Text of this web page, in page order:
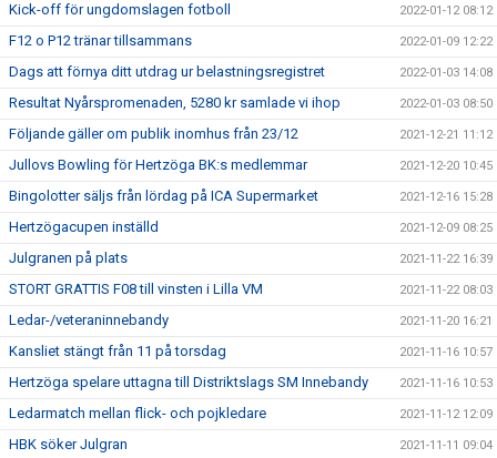
Kick-off för ungdomslagen fotboll 2022-01-12 08:12
F12 o P12 tränar tillsammans 2022-01-09 12:22
Dags att förnya ditt utdrag ur belastningsregistret 2022-01-03 14:08
Resultat Nyårspromenaden, 5280 kr samlade vi ihop 2022-01-03 08:50
Följande gäller om publik inomhus från 23/12 2021-12-21 11:12
Jullovs Bowling för Hertzöga BK:s medlemmar 2021-12-20 10:45
Bingolotter säljs från lördag på ICA Supermarket 2021-12-16 15:28
Hertzögacupen inställd 2021-12-09 08:25
Julgranen på plats 2021-11-22 16:39
STORT GRATTIS F08 till vinsten i Lilla VM 2021-11-22 08:03
Ledar-/veteraninnebandy 2021-11-20 16:21
Kansliet stängt från 11 på torsdag 2021-11-16 10:57
Hertzöga spelare uttagna till Distriktslags SM Innebandy 2021-11-16 10:53
Ledarmatch mellan flick- och pojkledare 2021-11-12 12:09
HBK söker Julgran 2021-11-11 09:04